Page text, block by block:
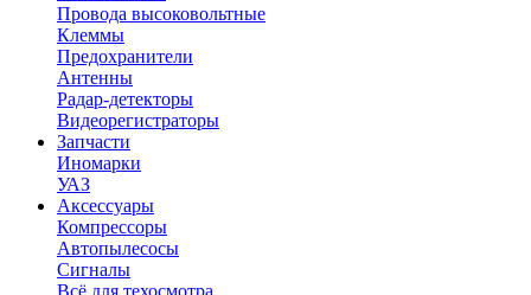
Провода высоковольтные
Клеммы
Предохранители
Антенны
Радар-детекторы
Видеорегистраторы
Запчасти
Иномарки
УАЗ
Аксесcуары
Компрессоры
Автопылесосы
Сигналы
Всё для техосмотра